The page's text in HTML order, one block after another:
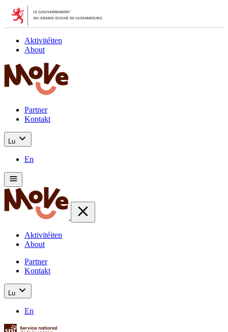
Aktivitéiten
About
Partner
Kontakt
Lu
En
Aktivitéiten
About
Partner
Kontakt
Lu
En